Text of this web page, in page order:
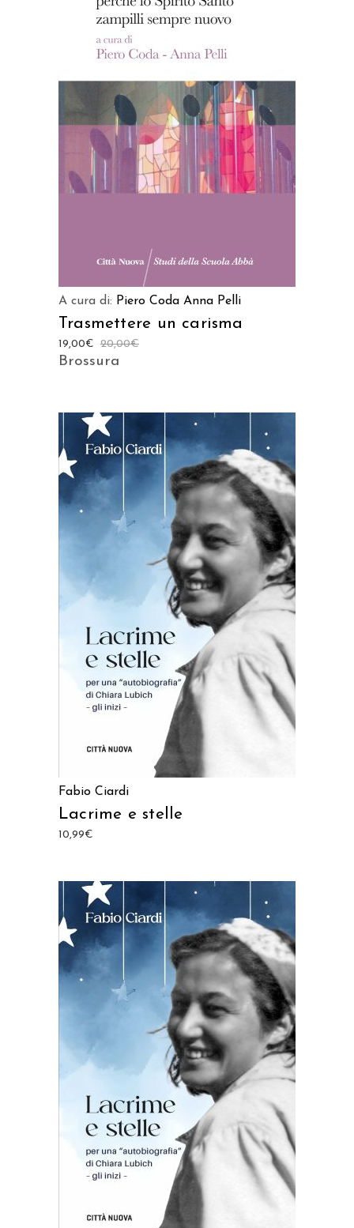
AGGIUNGI AL CARRELLO
A cura di: Piero Coda Anna Pelli
Trasmettere un carisma
20,00€
19,00€
Brossura
AGGIUNGI AL CARRELLO
Fabio Ciardi
Lacrime e stelle
10,99€
AGGIUNGI AL CARRELLO